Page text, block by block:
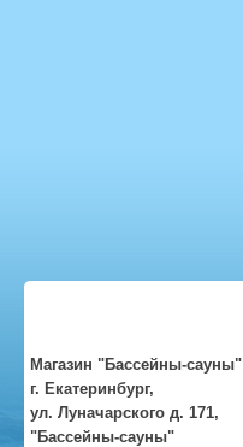
Магазин "Бассейны-сауны"
г. Екатеринбург,
ул. Луначарского д. 171,
"Бассейны-сауны"